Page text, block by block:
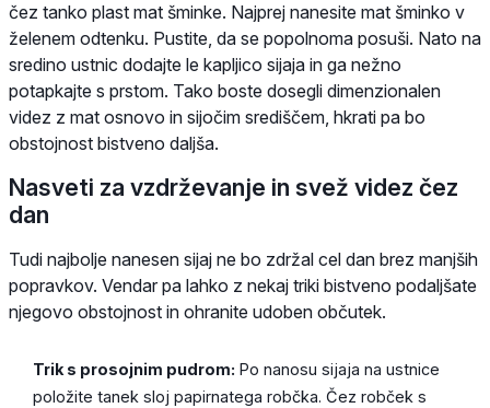
čez tanko plast mat šminke. Najprej nanesite mat šminko v
želenem odtenku. Pustite, da se popolnoma posuši. Nato na
sredino ustnic dodajte le kapljico sijaja in ga nežno
potapkajte s prstom. Tako boste dosegli dimenzionalen
videz z mat osnovo in sijočim središčem, hkrati pa bo
obstojnost bistveno daljša.
Nasveti za vzdrževanje in svež videz čez
dan
Tudi najbolje nanesen sijaj ne bo zdržal cel dan brez manjših
popravkov. Vendar pa lahko z nekaj triki bistveno podaljšate
njegovo obstojnost in ohranite udoben občutek.
Trik s prosojnim pudrom: Po nanosu sijaja na ustnice
položite tanek sloj papirnatega robčka. Čez robček s